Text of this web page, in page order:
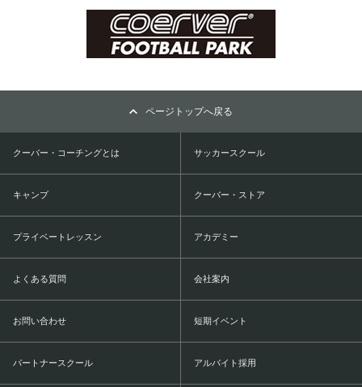
ページトップへ戻る
クーバー・コーチングとは サッカースクール
キャンプ クーバー・ストア
プライベートレッスン アカデミー
よくある質問 会社案内
お問い合わせ 短期イベント
パートナースクール アルバイト採用